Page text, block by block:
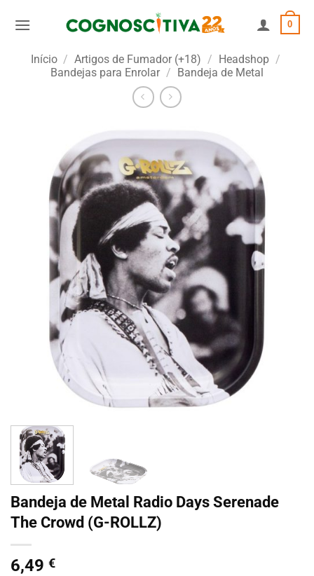
0
Início / Artigos de Fumador (+18) / Headshop /
Bandejas para Enrolar / Bandeja de Metal
Bandeja de Metal Radio Days Serenade
The Crowd (G-ROLLZ)
6,49 €